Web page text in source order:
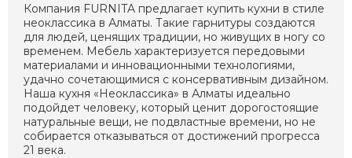
Компания FURNITA предлагает купить кухни в стиле
неоклассика в Алматы. Такие гарнитуры создаются
для людей, ценящих традиции, но живущих в ногу со
временем. Мебель характеризуется передовыми
материалами и инновационными технологиями,
удачно сочетающимися с консервативным дизайном.
Наша кухня «Неоклассика» в Алматы идеально
подойдет человеку, который ценит дорогостоящие
натуральные вещи, не подвластные времени, но не
собирается отказываться от достижений прогресса
21 века.